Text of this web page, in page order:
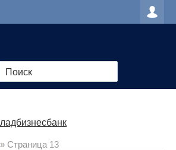
» Страница 13